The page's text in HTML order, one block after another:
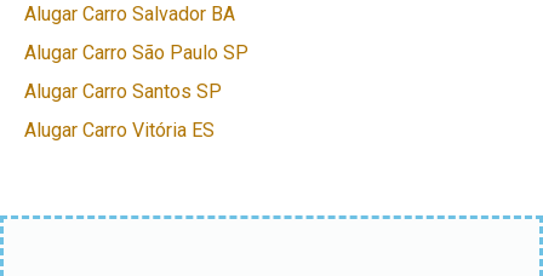
Alugar Carro Salvador BA
Alugar Carro São Paulo SP
Alugar Carro Santos SP
Alugar Carro Vitória ES